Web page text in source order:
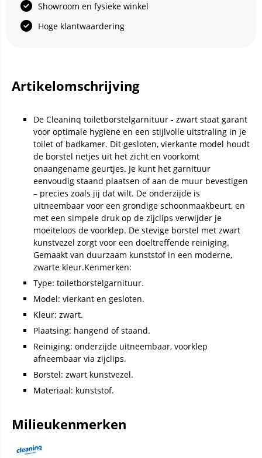
Showroom en fysieke winkel
Hoge klantwaardering
Artikelomschrijving
De Cleaninq toiletborstelgarnituur - zwart staat garant
voor optimale hygiëne en een stijlvolle uitstraling in je
toilet of badkamer. Dit gesloten, vierkante model houdt
de borstel netjes uit het zicht en voorkomt
onaangename geurtjes. Je kunt het garnituur
eenvoudig staand plaatsen of aan de muur bevestigen
– precies zoals jij dat wilt. De onderzijde is
uitneembaar voor een grondige schoonmaakbeurt, en
met een simpele druk op de zijclips verwijder je
moeiteloos de voorklep. De stevige borstel met zwart
kunstvezel zorgt voor een doeltreffende reiniging.
Gemaakt van duurzaam kunststof in een moderne,
zwarte kleur.Kenmerken:
Type: toiletborstelgarnituur.
Model: vierkant en gesloten.
Kleur: zwart.
Plaatsing: hangend of staand.
Reiniging: onderzijde uitneembaar, voorklep
afneembaar via zijclips.
Borstel: zwart kunstvezel.
Materiaal: kunststof.
Milieukenmerken